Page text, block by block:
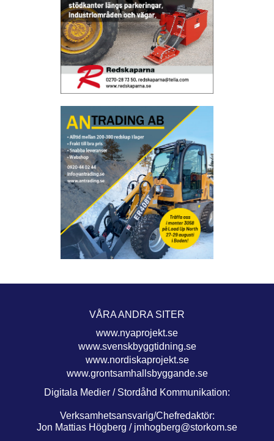
VÅRA ANDRA SITER
www.nyaprojekt.se
www.svenskbyggtidning.se
www.nordiskaprojekt.se
www.grontsamhallsbyggande.se
Digitala Medier / Stordåhd Kommunikation:
Verksamhetsansvarig/Chefredaktör:
Jon Mattias Högberg / jmhogberg@storkom.se